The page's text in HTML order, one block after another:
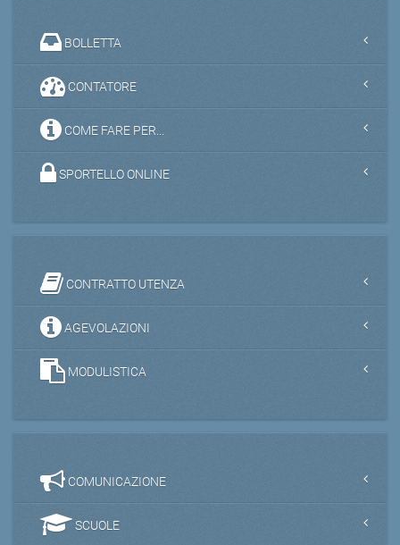
BOLLETTA
CONTATORE
COME FARE PER...
SPORTELLO ONLINE
CONTRATTO UTENZA
AGEVOLAZIONI
MODULISTICA
COMUNICAZIONE
SCUOLE